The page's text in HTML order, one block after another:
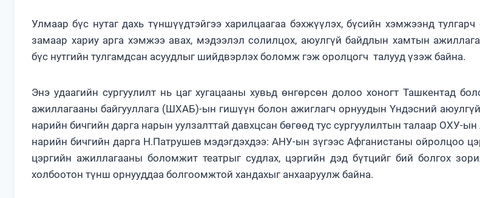
Улмаар бүс нутаг дахь түншүүдтэйгээ харилцаагаа бэхжүүлэх, бүсийн хэмжээнд
замаар хариу арга хэмжээ авах, мэдээлэл солилцох, аюулгүй байдлын хамтын
бүс нутгийн тулгамдсан асуудлыг шийдвэрлэх боломж гэж оролцогч талууд үзэж байна.
Энэ удаагийн сургуулилт нь цаг хугацааны хувьд өнгөрсөн долоо хоногт Ташкентад
ажиллагааны байгууллага (ШХАБ)-ын гишүүн болон ажиглагч орнуудын Үндэсний
нарийн бичгийн дарга нарын уулзалттай давхцсан бөгөөд тус сургуулилтын талаар ОХУ-
нарийн бичгийн дарга Н.Патрушев мэдэгдэхдээ: АНУ-ын зүгээс Афганистаны ойролцоо
цэргийн ажиллагааны боломжит театрыг судлах, цэргийн дэд бүтцийг бий болгох
холбоотон түнш орнууддаа болгоомжтой хандахыг анхааруулж байна.